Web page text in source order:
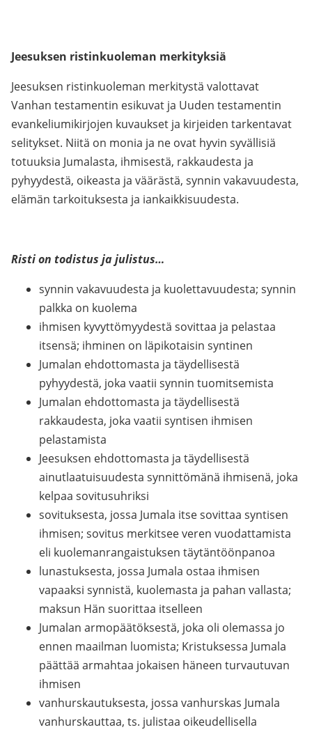
Jeesuksen ristinkuoleman merkityksiä
Jeesuksen ristinkuoleman merkitystä valottavat
Vanhan testamentin esikuvat ja Uuden testamentin
evankeliumikirjojen kuvaukset ja kirjeiden tarkentavat
selitykset. Niitä on monia ja ne ovat hyvin syvällisiä
totuuksia Jumalasta, ihmisestä, rakkaudesta ja
pyhyydestä, oikeasta ja väärästä, synnin vakavuudesta,
elämän tarkoituksesta ja iankaikkisuudesta.
Risti on todistus ja julistus…
synnin vakavuudesta ja kuolettavuudesta; synnin
palkka on kuolema
ihmisen kyvyttömyydestä sovittaa ja pelastaa
itsensä; ihminen on läpikotaisin syntinen
Jumalan ehdottomasta ja täydellisestä
pyhyydestä, joka vaatii synnin tuomitsemista
Jumalan ehdottomasta ja täydellisestä
rakkaudesta, joka vaatii syntisen ihmisen
pelastamista
Jeesuksen ehdottomasta ja täydellisestä
ainutlaatuisuudesta synnittömänä ihmisenä, joka
kelpaa sovitusuhriksi
sovituksesta, jossa Jumala itse sovittaa syntisen
ihmisen; sovitus merkitsee veren vuodattamista
eli kuolemanrangaistuksen täytäntöönpanoa
lunastuksesta, jossa Jumala ostaa ihmisen
vapaaksi synnistä, kuolemasta ja pahan vallasta;
maksun Hän suorittaa itselleen
Jumalan armopäätöksestä, joka oli olemassa jo
ennen maailman luomista; Kristuksessa Jumala
päättää armahtaa jokaisen häneen turvautuvan
ihmisen
vanhurskautuksesta, jossa vanhurskas Jumala
vanhurskauttaa, ts. julistaa oikeudellisella